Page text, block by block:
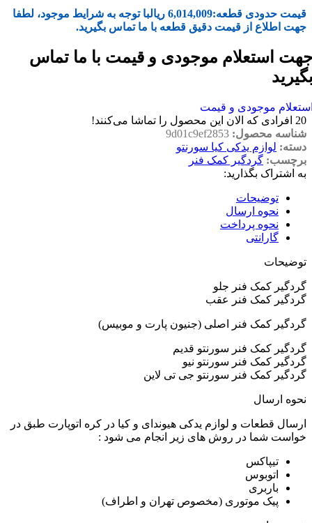
قیمت حدودی قطعه:6,014,009 ریالبا توجه به شرایط موجود، لطفا
جهت اطلاع از قیمت دقیق قطعه با ما تماس بگیرید.
استعلام موجودی و قیمت با ما تماس
موجودی و قیمت
20 افرادی که الان این محصول را تماشا می‌کنند!
شناسه محصول: 9d01c9ef2853
دسته: لوازم یدکی کیا سورنتو
برچسب: گردگیر کمک فنر
به اشتراک بگذارید:
توضیحات
نحوه ارسال
نحوه پرداخت
گارانتی
توضیحات
گردگیر کمک فنر جلو
گردگیر کمک فنر عقب
گردگیر کمک فنر اصلی (جنیون پارت و موبیس)
گردگیر کمک فنر سورنتو قدیم
گردگیر کمک فنر سورنتو نیو
گردگیر کمک فنر سورنتو جی تی لاین
نحوه ارسال
ارسال قطعات و لوازم یدکی هیوندای و کیا در کره اتوپارت طبق در
خواست شما در روش های زیر انجام می شود :
تیپاکس
اتوبوس
باربری
پیک موتوری (مخصوص تهران و اطراف)